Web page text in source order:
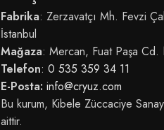
Fabrika: Zerzavatçı Mh. Fevzi
İstanbul
Mağaza: Mercan, Fuat Paşa
Telefon: 0 535 359 34 11
E-Posta: info@cryuz.com
Bu kurum, Kibele Züccaciye
aittir.